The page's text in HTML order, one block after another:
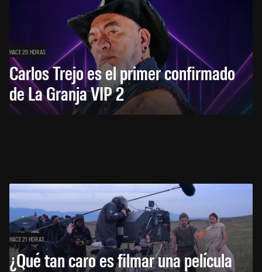
HACE 20 HORAS
Carlos Trejo es el primer confirmado
de La Granja VIP 2
HACE 21 HORAS
¿Qué tan caro es filmar una película